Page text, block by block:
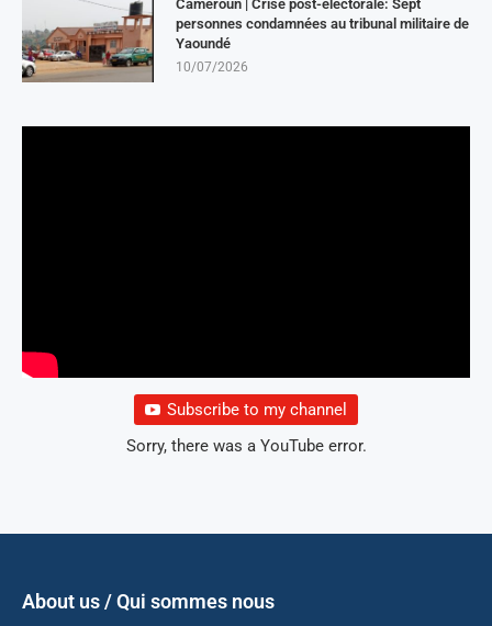
Cameroun | Crise post-électorale: Sept
personnes condamnées au tribunal militaire de
Yaoundé
10/07/2026
Subscribe to my channel
Sorry, there was a YouTube error.
About us / Qui sommes nous